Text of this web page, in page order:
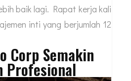
baik lagi. Rapat kerja kali
inti yang berjumlah 12
Corp Semakin
Profesional